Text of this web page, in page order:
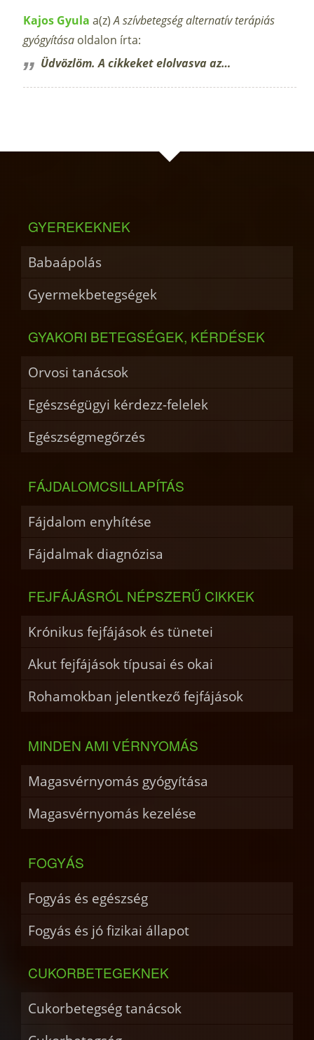
Kajos Gyula a(z)A szívbetegség alternatív terápiás
gyógyítása oldalon írta:
Üdvözlöm. A cikkeket elolvasva az…
GYEREKEKNEK
Babaápolás
Gyermekbetegségek
GYAKORI BETEGSÉGEK, KÉRDÉSEK
Orvosi tanácsok
Egészségügyi kérdezz-felelek
Egészségmegőrzés
FÁJDALOMCSILLAPÍTÁS
Fájdalom enyhítése
Fájdalmak diagnózisa
FEJFÁJÁSRÓL NÉPSZERŰ CIKKEK
Krónikus fejfájások és tünetei
Akut fejfájások típusai és okai
Rohamokban jelentkező fejfájások
MINDEN AMI VÉRNYOMÁS
Magasvérnyomás gyógyítása
Magasvérnyomás kezelése
FOGYÁS
Fogyás és egészség
Fogyás és jó fizikai állapot
CUKORBETEGEKNEK
Cukorbetegség tanácsok